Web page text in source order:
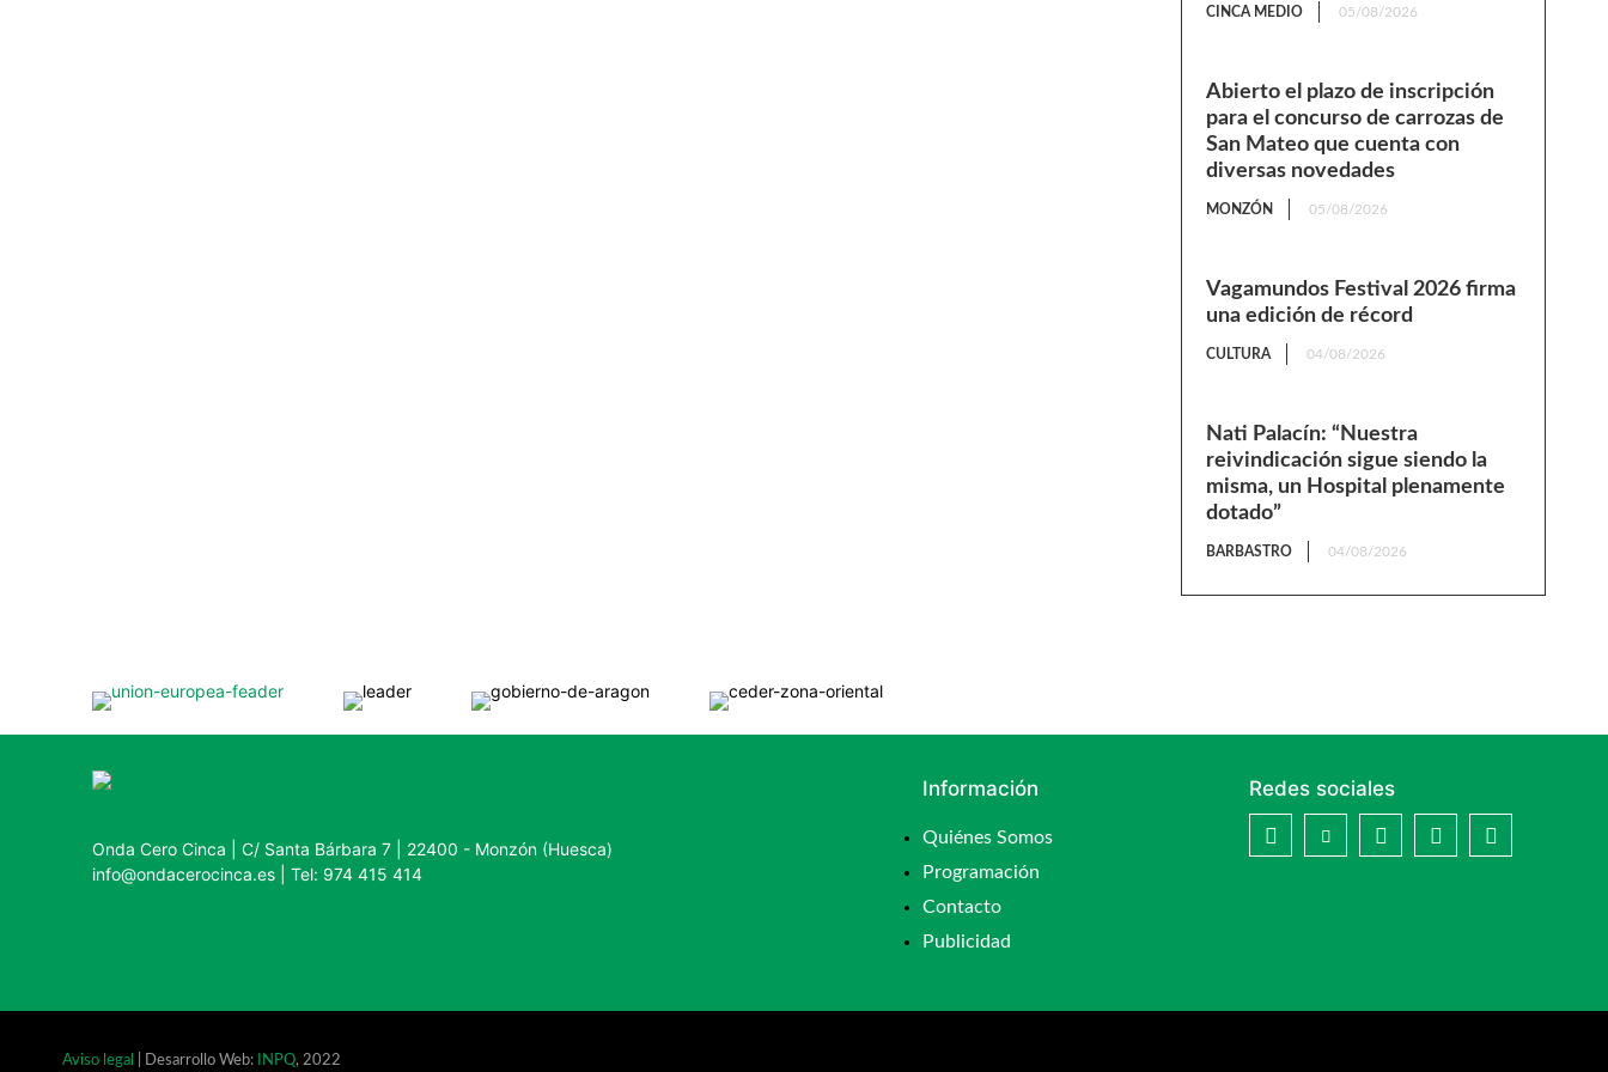
CINCA MEDIO 05/08/2026
Abierto el plazo de inscripción
para el concurso de carrozas de
San Mateo que cuenta con
diversas novedades
MONZÓN 05/08/2026
Vagamundos Festival 2026 firma
una edición de récord
CULTURA 04/08/2026
Nati Palacín: “Nuestra
reivindicación sigue siendo la
misma, un Hospital plenamente
dotado”
BARBASTRO 04/08/2026
Onda Cero Cinca | C/ Santa Bárbara 7 | 22400 - Monzón (Huesca)
info@ondacerocinca.es | Tel: 974 415 414
Información
Quiénes Somos
Programación
Contacto
Publicidad
Redes sociales
Aviso legal | Desarrollo Web: INPQ, 2022